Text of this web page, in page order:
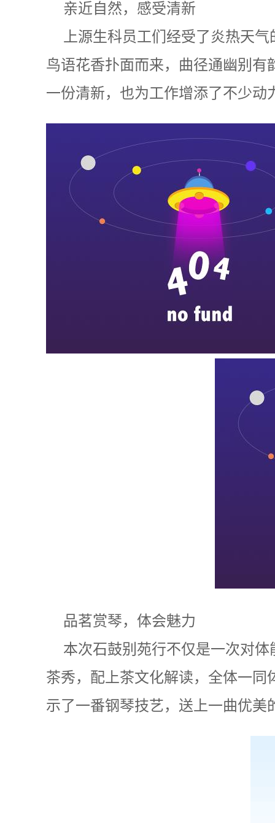
亲近自然，感受清新
上源生科员工们经受了炎热天
鸟语花香扑面而来，曲径通幽别
一份清新，也为工作增添了不少动
品茗赏琴，体会魅力
本次石鼓别苑行不仅是一次对
茶秀，配上茶文化解读，全体一
示了一番钢琴技艺，送上一曲优